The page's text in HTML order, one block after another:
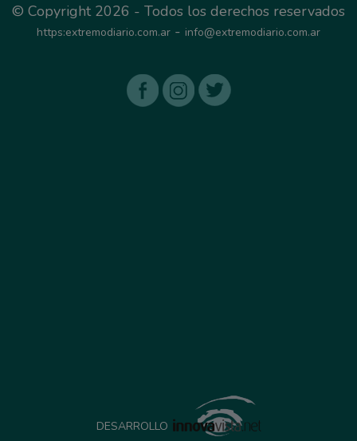
© Copyright 2026 - Todos los derechos reservados
https:extremodiario.com.ar - info@extremodiario.com.ar
DESARROLLO